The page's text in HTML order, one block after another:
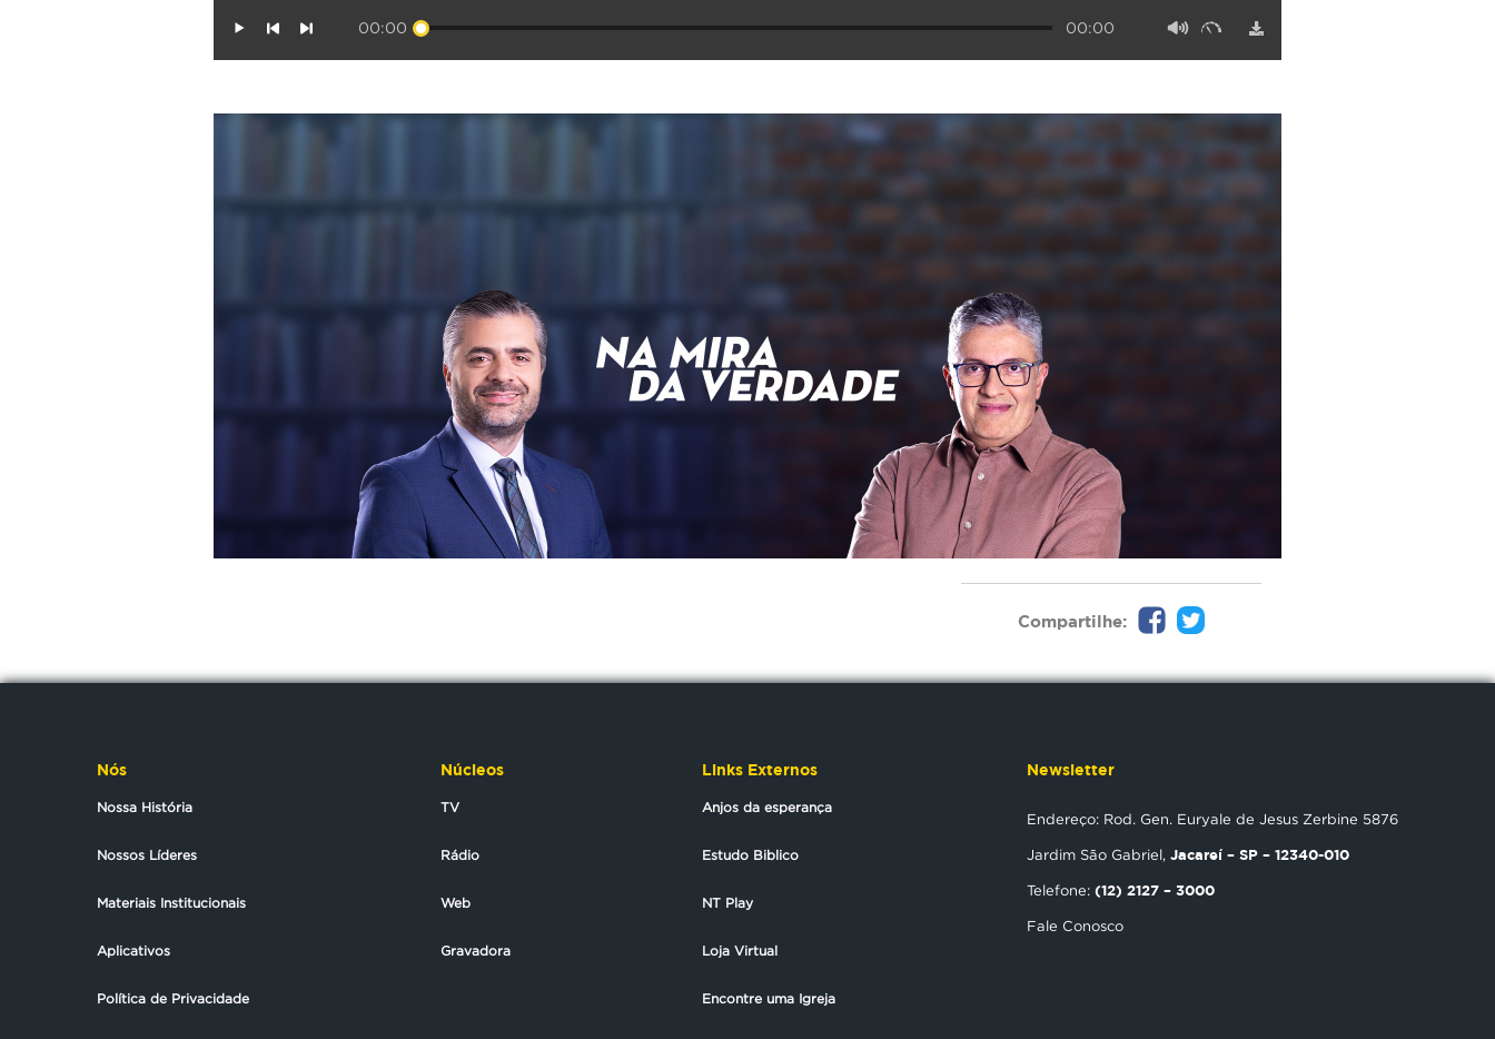
00:00 00:00
Compartilhe:
Nós
Nossa História
Nossos Líderes
Materiais Institucionais
Aplicativos
Política de Privacidade
Núcleos
TV
Rádio
Web
Gravadora
Links Externos
Anjos da esperança
Estudo Biblico
NT Play
Loja Virtual
Encontre uma Igreja
Newsletter
Endereço: Rod. Gen. Euryale de Jesus Zerbine 5876
Jardim São Gabriel, Jacareí – SP – 12340-010
Telefone: (12) 2127 – 3000
Fale Conosco